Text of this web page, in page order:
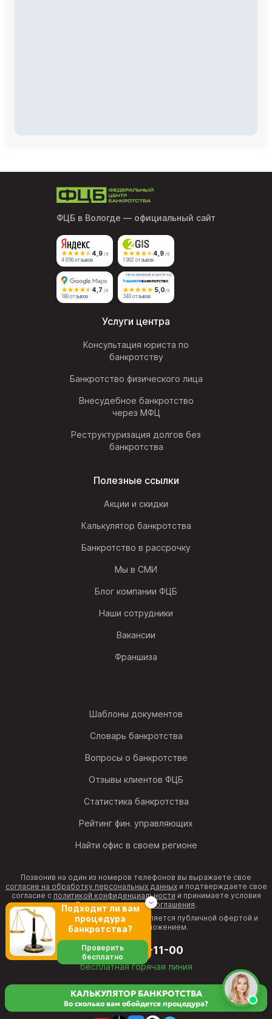
ФЦБ в Вологде — официальный сайт
4,9 /5
4 956 отзывов
4,9 /5
1 902 отзывов
4,7 /5
180 отзывов
Независимый агрегатор
5,0/5
340 отзывов
Услуги центра
Консультация юриста по
банкротству
Банкротство физического лица
Внесудебное банкротство
через МФЦ
Реструктуризация долгов без
банкротства
Полезные ссылки
Акции и скидки
Калькулятор банкротства
Банкротство в рассрочку
Мы в СМИ
Блог компании ФЦБ
Наши сотрудники
Вакансии
Франшиза
Шаблоны документов
Словарь банкротства
Вопросы о банкротстве
Отзывы клиентов ФЦБ
Статистика банкротства
Рейтинг фин. управляющих
Найти офис в своем регионе
Позвонив на один из номеров телефонов вы выражаете свое
согласие на обработку персональных данныхи подтверждаете свое
согласие с политикой конфиденциальности и принимаете условия
Пользовательского соглашения.
Информация на веб-странице не является публичной офертой и
рекламным предложением.
8 (800) 511-11-00
бесплатная горячая линия
director@fcb.expert
КАЛЬКУЛЯТОР БАНКРОТСТВА
Во сколько вам обойдется процедура?
Подходит ли вам
процедура
банкротства?
Проверить
бесплатно